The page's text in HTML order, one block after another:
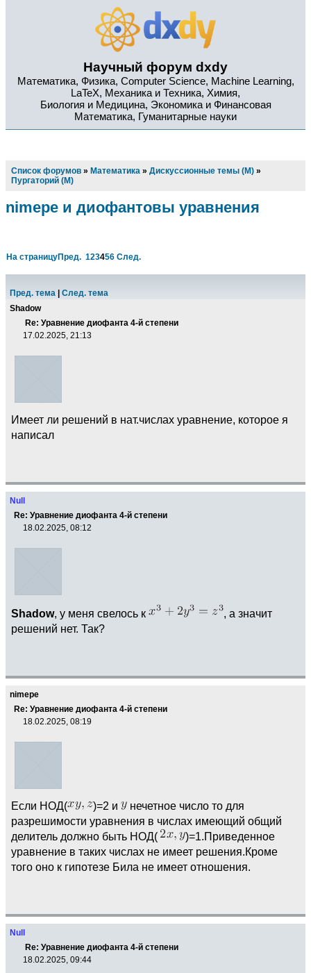
Научный форум dxdy
Математика, Физика, Computer Science, Machine Learning,
LaTeX, Механика и Техника, Химия,
Биология и Медицина, Экономика и Финансовая
Математика, Гуманитарные науки
Список форумов » Математика » Дискуссионные темы (М) »
Пургаторий (М)
nimepe и диофантовы уравнения
На страницуПред. 123456 След.
Пред. тема
След. тема
Shadow
Re: Уравнение диофанта 4-й степени
17.02.2025, 21:13
Имеет ли решений в нат.числах уравнение, которое я
написал
Null
Re: Уравнение диофанта 4-й степени
18.02.2025, 08:12
Shadow, у меня свелось к
, а значит
решений нет. Так?
nimepe
Re: Уравнение диофанта 4-й степени
18.02.2025, 08:19
Если НОД( )=2 и
нечетное число то для
разрешимости уравнения в числах имеющий общий
делитель должно быть НОД(
)=1.Приведенное
уравнение в таких числах не имеет решения.Кроме
того оно к гипотезе Била не имеет отношения.
Null
Re: Уравнение диофанта 4-й степени
18.02.2025, 09:44